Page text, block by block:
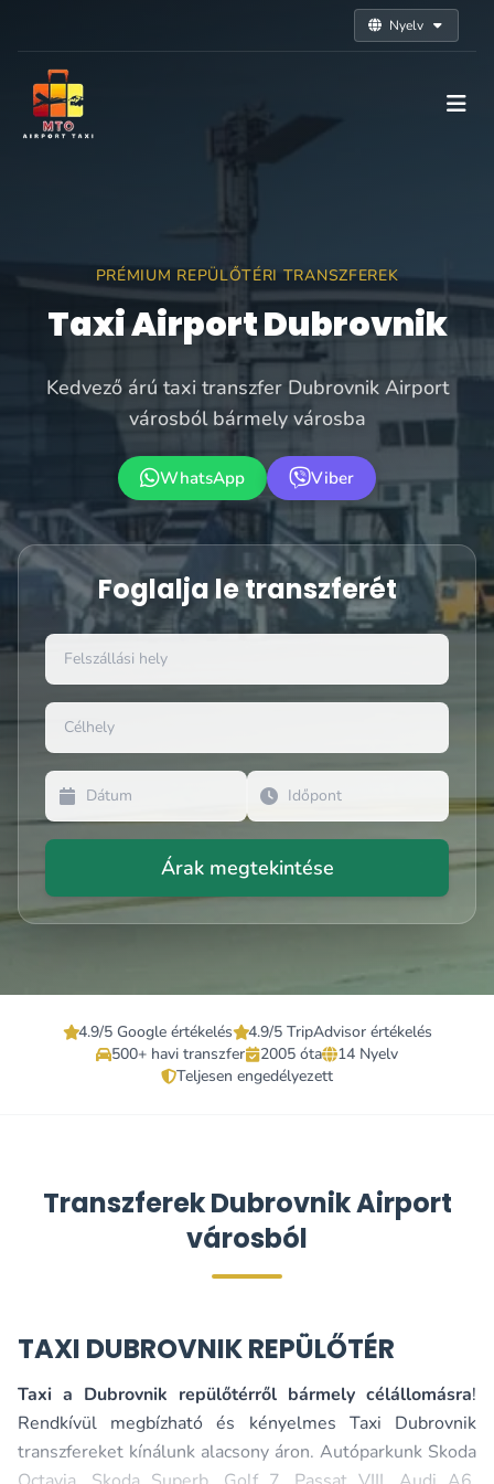
Nyelv
PRÉMIUM REPÜLŐTÉRI TRANSZFEREK
Taxi Airport Dubrovnik
Kedvező árú taxi transzfer Dubrovnik Airport
városból bármely városba
WhatsApp Viber
Foglalja le transzferét
4.9/5 Google értékelés
4.9/5 TripAdvisor értékelés
500+ havi transzfer
2005 óta
14 Nyelv
Teljesen engedélyezett
Transzferek Dubrovnik Airport
városból
TAXI DUBROVNIK REPÜLŐTÉR
Taxi a Dubrovnik repülőtérről bármely célállomásra!
Rendkívül megbízható és kényelmes Taxi Dubrovnik
transzfereket kínálunk alacsony áron. Autóparkunk Skoda